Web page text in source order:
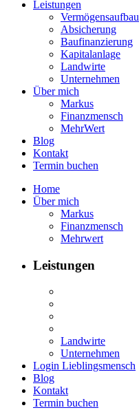
Leistungen
Vermögensaufbau
Absicherung
Baufinanzierung
Kapitalanlage
Landwirte
Unternehmen
Über mich
Markus
Finanzmensch
MehrWert
Blog
Kontakt
Termin buchen
Home
Über mich
Markus
Finanzmensch
Mehrwert
Leistungen
Landwirte
Unternehmen
Login Lieblingsmensch
Blog
Kontakt
Termin buchen